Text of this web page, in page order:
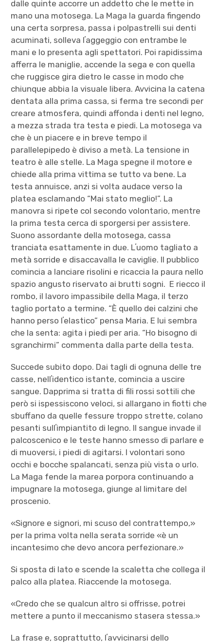
dalle quinte accorre un addetto che le mette in
mano una motosega. La Maga la guarda fingendo
una certa sorpresa, passa i polpastrelli sui denti
acuminati, solleva lʼaggeggio con entrambe le
mani e lo presenta agli spettatori. Poi rapidissima
afferra le maniglie, accende la sega e con quella
che ruggisce gira dietro le casse in modo che
chiunque abbia la visuale libera. Avvicina la catena
dentata alla prima cassa, si ferma tre secondi per
creare atmosfera, quindi affonda i denti nel legno,
a mezza strada tra testa e piedi. La motosega va
che è un piacere e in breve tempo il
parallelepipedo è diviso a metà. La tensione in
teatro è alle stelle. La Maga spegne il motore e
chiede alla prima vittima se tutto va bene. La
testa annuisce, anzi si volta audace verso la
platea esclamando “Mai stato meglio!”. La
manovra si ripete col secondo volontario, mentre
la prima testa cerca di sporgersi per assistere.
Suono assordante della motosega, cassa
tranciata esattamente in due. Lʼuomo tagliato a
metà sorride e disaccavalla le caviglie. Il pubblico
comincia a lanciare risolini e ricaccia la paura nello
spazio angusto riservato ai brutti sogni. E riecco il
rombo, il lavoro impassibile della Maga, il terzo
taglio portato a termine. “È quello dei calzini che
hanno perso lʼelastico” pensa Maria. E lui sembra
che la senta: agita i piedi per aria. “Ho bisogno di
sgranchirmi” commenta dalla parte della testa.
Succede subito dopo. Dai tagli di ognuna delle tre
casse, nellʼidentico istante, comincia a uscire
sangue. Dapprima si tratta di fili rossi sottili che
però si ispessiscono veloci, si allargano in fiotti che
sbuffano da quelle fessure troppo strette, colano
pesanti sullʼimpiantito di legno. Il sangue invade il
palcoscenico e le teste hanno smesso di parlare e
di muoversi, i piedi di agitarsi. I volontari sono
occhi e bocche spalancati, senza più vista o urlo.
La Maga fende la marea porpora continuando a
impugnare la motosega, giunge al limitare del
proscenio.
«Signore e signori, mi scuso del contrattempo,»
per la prima volta nella serata sorride «è un
incantesimo che devo ancora perfezionare.»
Si sposta di lato e scende la scaletta che collega il
palco alla platea. Riaccende la motosega.
«Credo che se qualcun altro si offrisse, potrei
mettere a punto il meccanismo stasera stessa.»
La frase e, soprattutto, lʼavvicinarsi dello